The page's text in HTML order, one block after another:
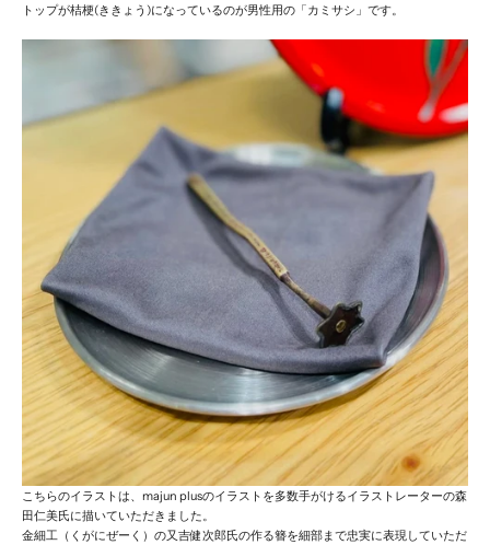
トップが桔梗(ききょう)になっているのが男性用の「カミサシ」です。
こちらのイラストは、majun plusのイラストを多数手がけるイラストレーターの森
田仁美氏に描いていただきました。
金細工（くがにぜーく）の又吉健次郎氏の作る簪を細部まで忠実に表現していただ